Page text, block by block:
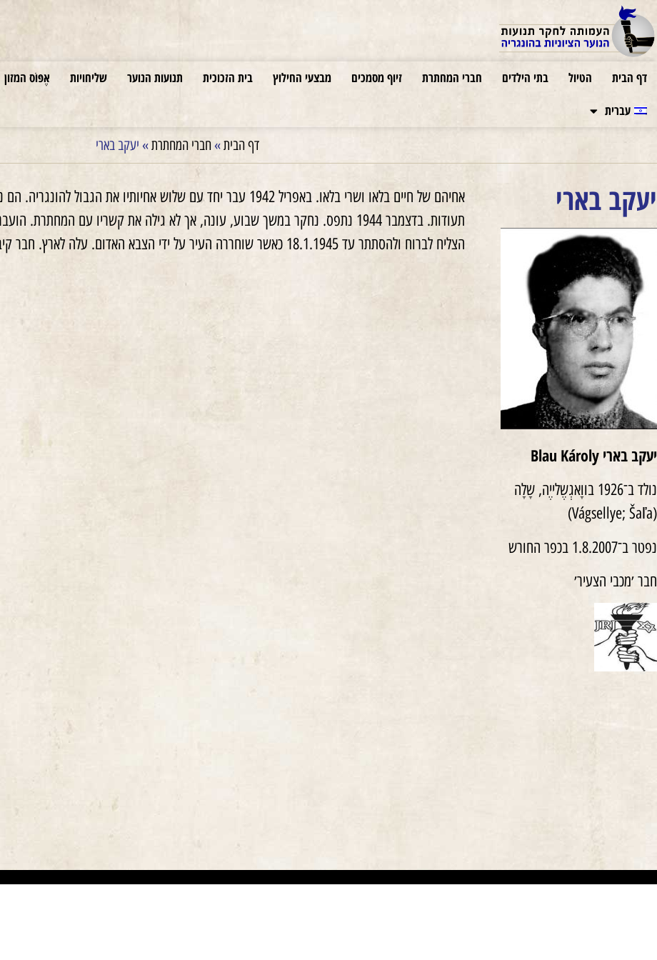
דף הבית הטיול בתי הילדים חברי המחתרת זיוף מסמכים מבצעי החילוץ בית הזכוכית תנועות הנוער שליחויות אֶפּוֹס המזון
עברית
דף הבית» חברי המחתרת» יעקב בארי
יעקב בארי
יעקב בארי Blau Károly
נולד ב־1926 בווָאגְשֶלייֶה, שָלָה
(Vágsellye; Šaľa)
נפטר ב־1.8.2007 בכפר החורש
חבר ׳מכבי הצעיר׳
אחיהם של חיים בלאו ושרי בלאו. באפריל1942 עבר יחד עם שלוש אחיותיו את הגבול להונגריה. הם
תעודות. בדצמבר1944 נתפס. נחקר במשך שבוע, עונה, אך לא גילה את קשריו עם המחתרת. הועבר
הצליח לברוח ולהסתתר עד18.1.1945 כאשר שוחררה העיר על ידי הצבא האדום. עלה לארץ. חבר